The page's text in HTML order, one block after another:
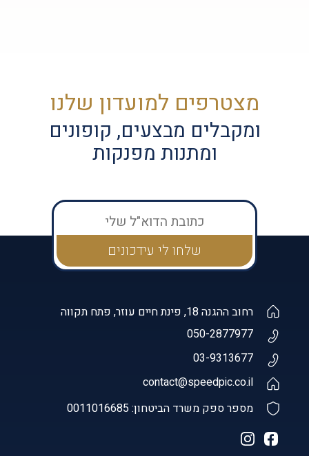
מצטרפים למועדון שלנו
ומקבלים מבצעים, קופונים
ומתנות מפנקות
רחוב ההגנה 18, פינת חיים עוזר, פתח תקווה
050-2877977
03-9313677
contact@speedpic.co.il
מספר ספק משרד הביטחון: 0011016685